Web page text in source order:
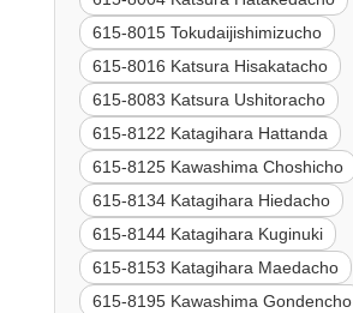
615-8015 Tokudaijishimizucho
615-8016 Katsura Hisakatacho
615-8083 Katsura Ushitoracho
615-8122 Katagihara Hattanda
615-8125 Kawashima Choshicho
615-8134 Katagihara Hiedacho
615-8144 Katagihara Kuginuki
615-8153 Katagihara Maedacho
615-8195 Kawashima Gondencho